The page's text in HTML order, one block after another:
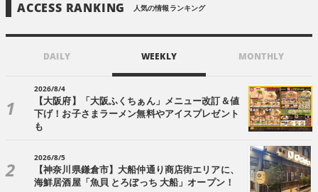
ACCESS RANKING 人気の情報ランキング
DAILY WEEKLY MONTHLY
2026/8/4
【大阪府】「大阪ふくちぁん」メニュー改訂＆値
下げ！お子さまラーメン無料やアイスプレゼント
も
2026/8/5
【神奈川県鎌倉市】大船仲通り商店街エリアに、
海鮮居酒屋「魚貝 とろぼっち 大船」オープン！